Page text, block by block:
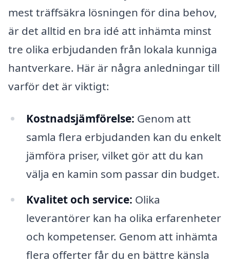
mest träffsäkra lösningen för dina behov,
är det alltid en bra idé att inhämta minst
tre olika erbjudanden från lokala kunniga
hantverkare. Här är några anledningar till
varför det är viktigt:
Kostnadsjämförelse: Genom att
samla flera erbjudanden kan du enkelt
jämföra priser, vilket gör att du kan
välja en kamin som passar din budget.
Kvalitet och service: Olika
leverantörer kan ha olika erfarenheter
och kompetenser. Genom att inhämta
flera offerter får du en bättre känsla